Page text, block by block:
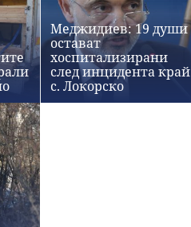
Меджидиев: 19 души
остават
хоспитализирани
след инцидента край
с. Локорско